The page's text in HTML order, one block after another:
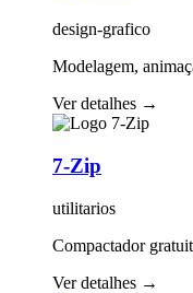
design-grafico
Modelagem,
Ver detalhes →
7-Zip
utilitarios
Compactador
Ver detalhes →